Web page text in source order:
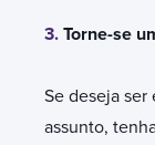
3. Torne-se
Se deseja
assunto,